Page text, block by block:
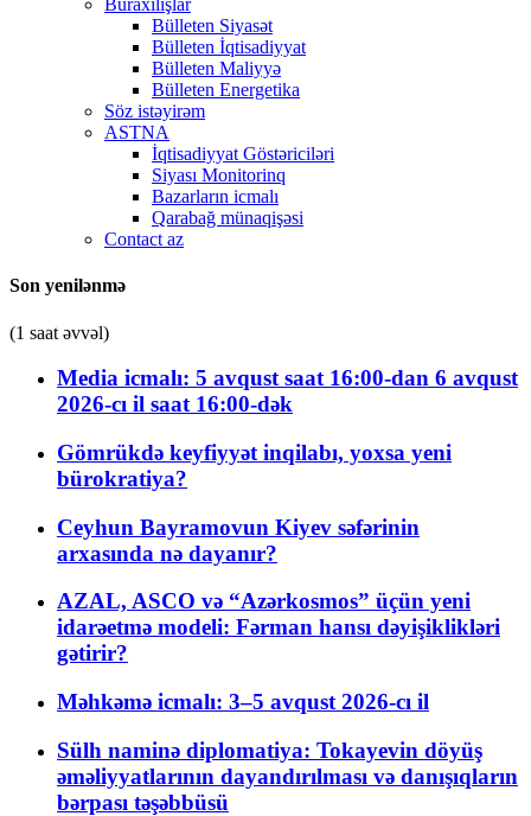
Buraxılışlar
Bülleten Siyasət
Bülleten İqtisadiyyat
Bülleten Maliyyə
Bülleten Energetika
Söz istəyirəm
ASTNA
İqtisadiyyat Göstəriciləri
Siyası Monitorinq
Bazarların icmalı
Qarabağ münaqişəsi
Contact az
Son yenilənmə
(1 saat əvvəl)
Media icmalı: 5 avqust saat 16:00-dan 6 avqust
2026-cı il saat 16:00-dək
Gömrükdə keyfiyyət inqilabı, yoxsa yeni
bürokratiya?
Ceyhun Bayramovun Kiyev səfərinin
arxasında nə dayanır?
AZAL, ASCO və “Azərkosmos” üçün yeni
idarəetmə modeli: Fərman hansı dəyişiklikləri
gətirir?
Məhkəmə icmalı: 3–5 avqust 2026-cı il
Sülh naminə diplomatiya: Tokayevin döyüş
əməliyyatlarının dayandırılması və danışıqların
bərpası təşəbbüsü